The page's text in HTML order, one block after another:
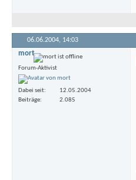
06.06.2004, 14:03
mort
Forum-Aktivist
Dabei seit
12.05.2004
Beiträge
2.085